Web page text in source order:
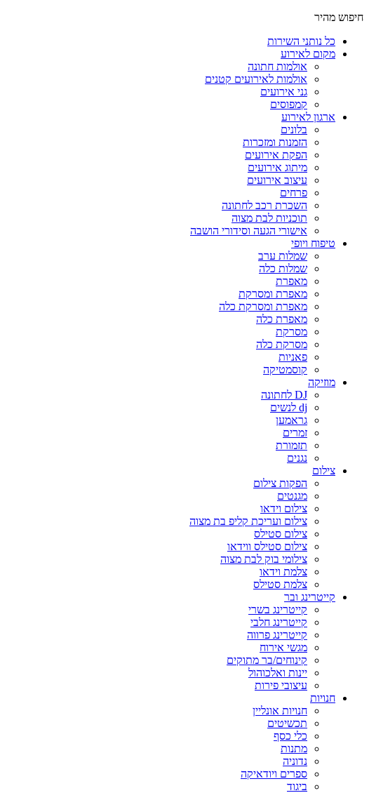
חיפוש מהיר
כל נותני השירות
מקום לאירוע
אולמות חתונה
אולמות לאירועים קטנים
גני אירועים
קמפוסים
ארגון לאירוע
בלונים
הזמנות ומזכרות
הפקת אירועים
מיתוג אירועים
עיצוב אירועים
פרחים
השכרת רכב לחתונה
תוכניות לבת מצוה
אישורי הגעה וסידורי הושבה
טיפוח ויופי
שמלות ערב
שמלות כלה
מאפרת
מאפרת ומסרקת
מאפרת ומסרקת כלה
מאפרת כלה
מסרקת
מסרקת כלה
פאניות
קוסמטיקה
מוזיקה
DJ לחתונה
dj לנשים
גראמען
זמרים
תזמורת
נגנים
צילום
הפקות צילום
מגנטים
צילום וידאו
צילום ועריכת קליפ בת מצוה
צילום סטילס
צילום סטילס ווידאו
צילומי בוק לבת מצוה
צלמת וידאו
צלמת סטילס
קייטרינג ובר
קייטרינג בשרי
קייטרינג חלבי
קייטרינג פרווה
מגשי אירוח
קינוחים/בר מתוקים
יינות ואלכוהול
עיצובי פירות
חנויות
חנויות אונליין
תכשיטים
כלי כסף
מתנות
נדוניה
ספרים ויודאיקה
ביגוד